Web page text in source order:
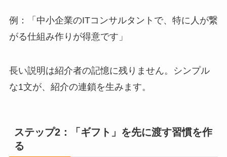
例：「中小企業のITコンサルタントで、特に人が繋
がる仕組み作りが得意です」
長い説明は紹介者の記憶に残りません。シンプル
な1文が、紹介の連鎖を生みます。
ステップ2：「ギフト」を先に渡す習慣を作
る